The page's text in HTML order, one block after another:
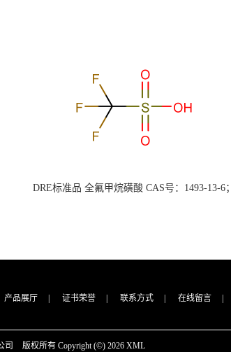
DRE标准品 全氟甲烷磺酸 CAS号：1493-13-6；
产品展厅 | 证书荣誉 | 联系方式 | 在线留言 |
司 版权所有 Copyright (©) 2026 XML